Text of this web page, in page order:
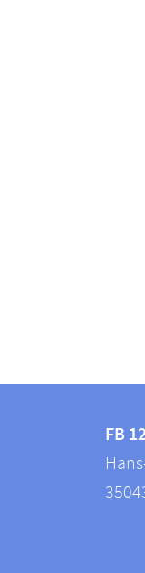
FB
12
FB